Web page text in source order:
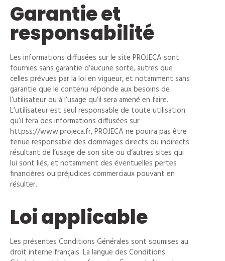
Garantie et
responsabilité
Les informations diffusées sur le site PROJECA sont
fournies sans garantie d’aucune sorte, autres que
celles prévues par la loi en vigueur, et notamment sans
garantie que le contenu réponde aux besoins de
l’utilisateur ou à l’usage qu’il sera amené en faire.
L’utilisateur est seul responsable de toute utilisation
qu’il fera des informations diffusées sur
httpss://www.projeca.fr, PROJECA ne pourra pas être
tenue responsable des dommages directs ou indirects
résultant de l’usage de son site ou d’autres sites qui
lui sont liés, et notamment des éventuelles pertes
financières ou préjudices commerciaux pouvant en
résulter.
Loi applicable
Les présentes Conditions Générales sont soumises au
droit interne français. La langue des Conditions